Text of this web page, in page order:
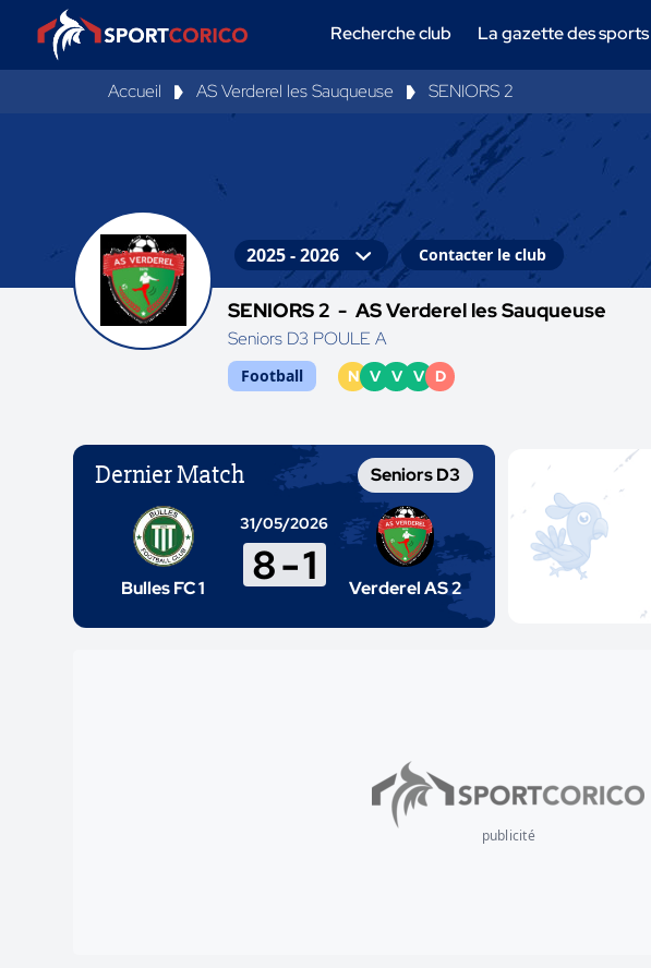
Recherche club La gazette des sports
Accueil AS Verderel les Sauqueuse SENIORS 2
Contacter le club
SENIORS 2 -AS Verderel les Sauqueuse
Seniors D3 POULE A
Football N V V V D
Dernier Match Seniors D3
Bulles FC 1
31/05/2026
8-1 Verderel AS 2
publicité